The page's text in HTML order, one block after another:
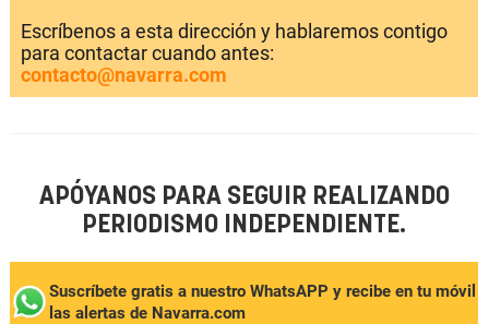
Escríbenos a esta dirección y hablaremos contigo
para contactar cuando antes:
contacto@navarra.com
APÓYANOS PARA SEGUIR REALIZANDO
PERIODISMO INDEPENDIENTE.
Suscríbete gratis a nuestro WhatsAPP y recibe en tu móvil
las alertas de Navarra.com